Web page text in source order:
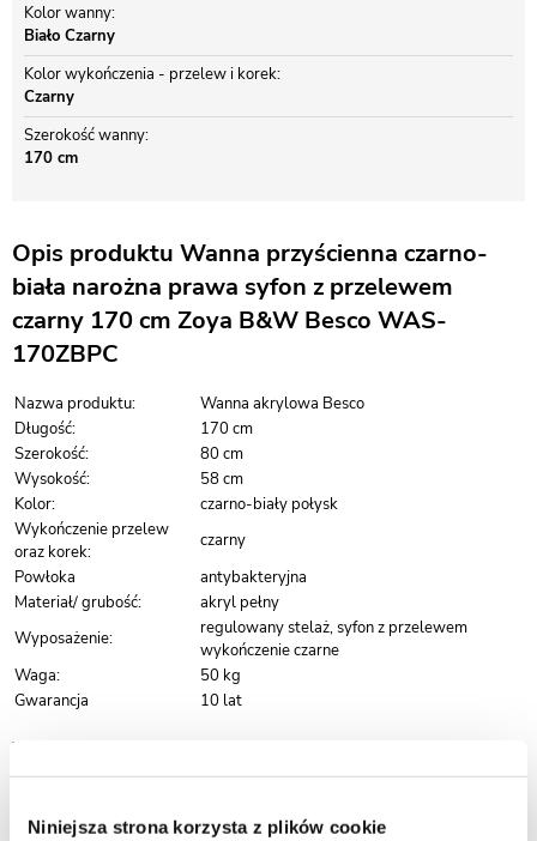
Niniejsza strona korzysta z plików cookie
Kolor wanny
Biało Czarny
Kolor wykończenia - przelew i korek
Czarny
Szerokość wanny
170 cm
Opis produktu Wanna przyścienna czarno-
biała narożna prawa syfon z przelewem
czarny 170 cm Zoya B&W Besco WAS-
170ZBPC
Nazwa produktu:
Wanna akrylowa Besco
Długość:
170 cm
Szerokość:
80 cm
Wysokość:
58 cm
Kolor:
czarno-biały połysk
Wykończenie przelew
oraz korek:
czarny
Powłoka
antybakteryjna
Materiał/ grubość:
akryl pełny
Wyposażenie:
regulowany stelaż, syfon z przelewem
wykończenie czarne
Waga:
50 kg
Gwarancja
10 lat
Wanny wykonane z wysokiej jakości akrylu sanitarnego wyróżniają się
idealnie gładką, jednolitą powierzchnią, która znacząco ułatwia
osadzanie się zabrudzeń oraz kamienia, dzięki czemu wanna zachowuje